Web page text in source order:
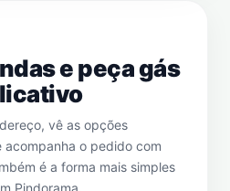
e peça gás
vê as opções
acompanha o pedido com
é a forma mais simples
Pindorama.